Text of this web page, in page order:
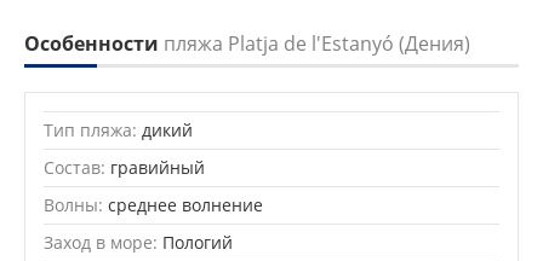
УСЛУГИ
Особенности пляжа Platja de l'Estanyó (Дения)
Тип пляжа: дикий
Состав: гравийный
Волны: среднее волнение
Заход в море: Пологий